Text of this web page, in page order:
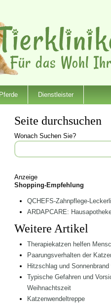
Dienstleister
Seite durchsuchen
Wonach Suchen Sie?
Anzeige
Shopping-Empfehlung
QCHEFS-Zahnpflege-
ARDAPCARE:
Weitere Artikel
Therapiekatzen helfen
Paarungsverhalten der
Hitzschlag und Sonnenbrand
Typische Gefahren und
Weihnachtszeit
Katzenwendeltreppe